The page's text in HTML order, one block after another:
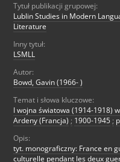
Tytuł publikacji grupowej:
Lublin Studies in Modern
Literature
Inny tytuł:
LSMLL
Autor:
Bowd, Gavin (1966- )
Temat i słowa kluczowe:
I wojna światowa (1914-1918)
Ardeny (Francja) ; 1900-1945 ;
Opis:
tyt. monograficzny: France en
culturelle pendant les deux